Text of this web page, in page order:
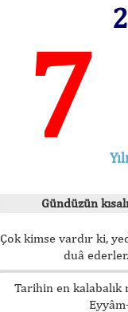
7
Gündüzün
Çok kimse vardır ki,
duâ
Tarihin en kalabalık